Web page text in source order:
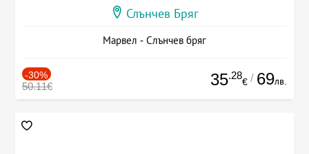
Слънчев Бряг
Марвел - Слънчев бряг
-30%
50.11€ 35.28
€ / 69лв.